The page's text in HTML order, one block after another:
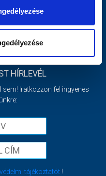
HÍRLEVÉL
sem! Iratkozzon fel ingyenes
tájékoztatót!